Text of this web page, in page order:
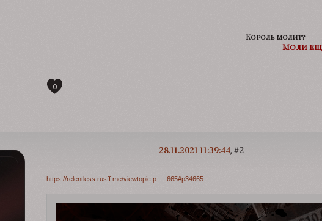
Король молит?
Моли
0
2
28.11.2021 11:39:44
https://relentless.rusff.me/viewtopic.p … 665#p34665